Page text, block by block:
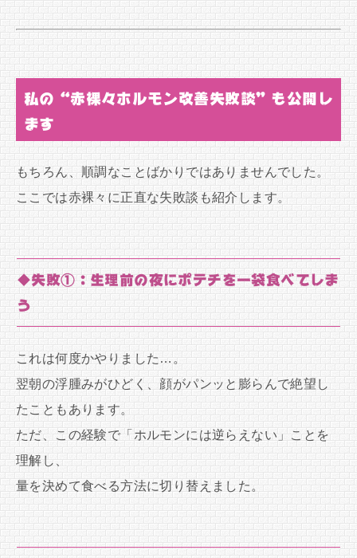
私の“赤裸々ホルモン改善失敗談”も公開し
ます
もちろん、順調なことばかりではありませんでした。
ここでは赤裸々に正直な失敗談も紹介します。
◆失敗①：生理前の夜にポテチを一袋食べてしま
う
これは何度かやりました…。
翌朝の浮腫みがひどく、顔がパンッと膨らんで絶望し
たこともあります。
ただ、この経験で「ホルモンには逆らえない」ことを
理解し、
量を決めて食べる方法に切り替えました。